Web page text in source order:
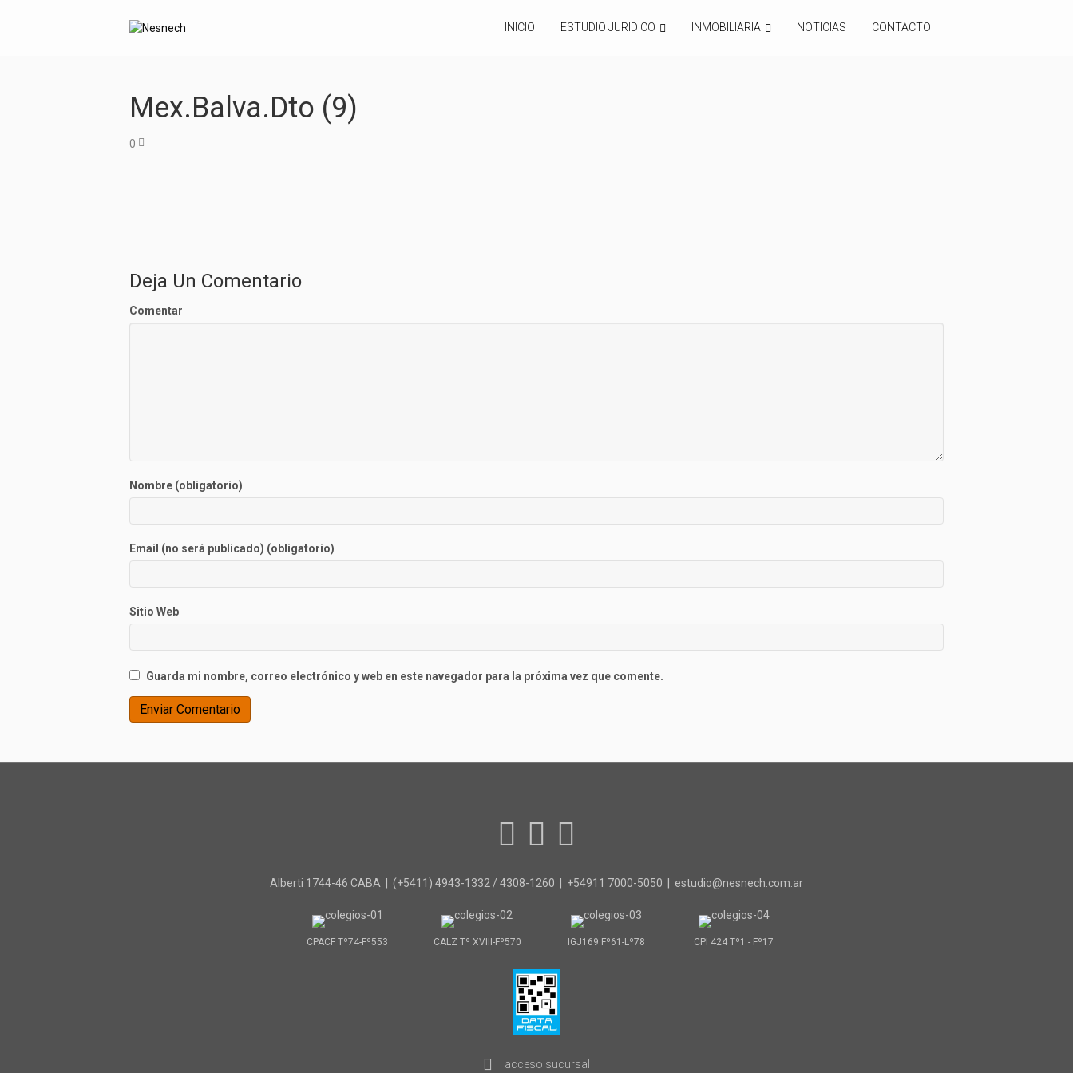
INICIO ESTUDIO JURIDICO INMOBILIARIA NOTICIAS CONTACTO
Mex.balva.dto (9)
0
Deja Un Comentario
Comentar
Nombre (obligatorio)
Email (no será publicado) (obligatorio)
Sitio Web
Guarda mi nombre, correo electrónico y web en este navegador para la próxima vez que comente.
Alberti 1744-46 CABA | (+5411) 4943-1332 / 4308-1260 | +54911 7000-5050 | estudio@nesnech.com.ar
CPACF Tº74-Fº553 CALZ Tº XVIII-Fº570 IGJ169 Fº61-Lº78 CPI 424 Tº1 - Fº17
acceso sucursal